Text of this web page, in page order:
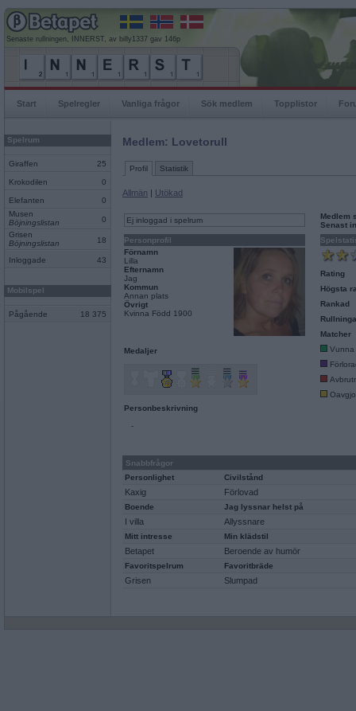
Senaste rullningen, INNERST, av billy1337 gav 146p
Start Spelregler Vanliga frågor Sök medlem Topplistor
Spelrum
Giraffen 25
Krokodilen 0
Elefanten
0
Musen
Böjningslistan
0
Grisen
Böjningslistan
18
Inloggade 43
Mobilspel
Pågående 18 375
Medlem: Lovetorull
Profil Statistik
Allmän | Utökad
Ej inloggad i spelrum
Personprofil
Förnamn
Lilla
Efternamn
Jag
Kommun
Annan plats
Övrigt
Kvinna Född 1900
Medaljer
Personbeskrivning
-
Medlem
Senast
Rating
Högsta
Rankad
Matcher
Vunna
Snabbfrågor
Personlighet
Civilstånd
Kaxig Förlovad
Boende Jag lyssnar helst på
I villa Allyssnare
Mitt intresse Min klädstil
Betapet Beroende av humör
Favoritspelrum Favoritbräde
Grisen Slumpad